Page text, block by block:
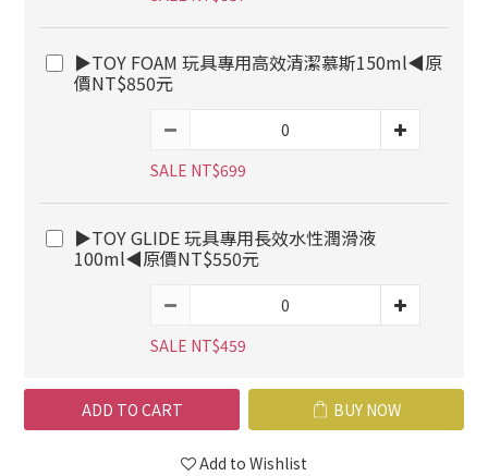
▶TOY FOAM 玩具專用高效清潔慕斯150ml◀原
價NT$850元
SALE NT$699
▶TOY GLIDE 玩具專用長效水性潤滑液
100ml◀原價NT$550元
SALE NT$459
ADD TO CART BUY NOW
Add to Wishlist